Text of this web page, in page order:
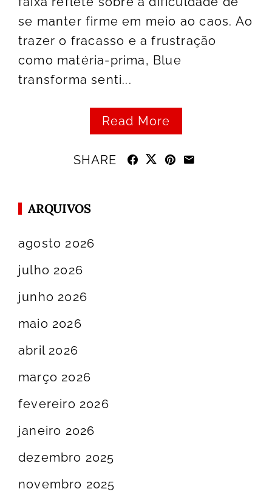
se manter firme em meio ao caos. Ao
trazer o fracasso e a frustração
como matéria-prima, Blue
transforma senti...
Read More
SHARE
ARQUIVOS
agosto 2026
julho 2026
junho 2026
maio 2026
abril 2026
março 2026
fevereiro 2026
janeiro 2026
dezembro 2025
novembro 2025